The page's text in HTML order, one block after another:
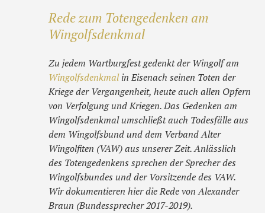
Rede zum Totengedenken am
Wingolfsdenkmal
Zu jedem Wartburgfest gedenkt der Wingolf am
Wingolfsdenkmalin Eisenach seinen Toten der
Kriege der Vergangenheit, heute auch allen Opfern
von Verfolgung und Kriegen. Das Gedenken am
Wingolfsdenkmal umschließt auch Todesfälle aus
dem Wingolfsbund und dem Verband Alter
Wingolfiten (VAW) aus unserer Zeit. Anlässlich
des Totengedenkens sprechen der Sprecher des
Wingolfsbundes und der Vorsitzende des VAW.
Wir dokumentieren hier die Rede von Alexander
Braun (Bundessprecher 2017-2019).